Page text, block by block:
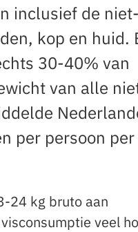
inclusief de niet-
kop en huid.
30-40% van
van alle
per persoon
24 kg bruto aan
veel